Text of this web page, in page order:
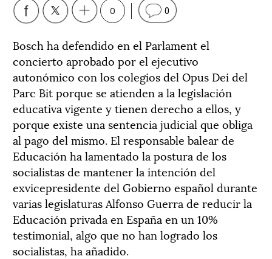
0 0
Bosch ha defendido en el Parlament el
concierto aprobado por el ejecutivo
autonómico con los colegios del Opus Dei del
Parc Bit porque se atienden a la legislación
educativa vigente y tienen derecho a ellos, y
porque existe una sentencia judicial que obliga
al pago del mismo. El responsable balear de
Educación ha lamentado la postura de los
socialistas de mantener la intención del
exvicepresidente del Gobierno español durante
varias legislaturas Alfonso Guerra de reducir la
Educación privada en España en un 10%
testimonial, algo que no han logrado los
socialistas, ha añadido.